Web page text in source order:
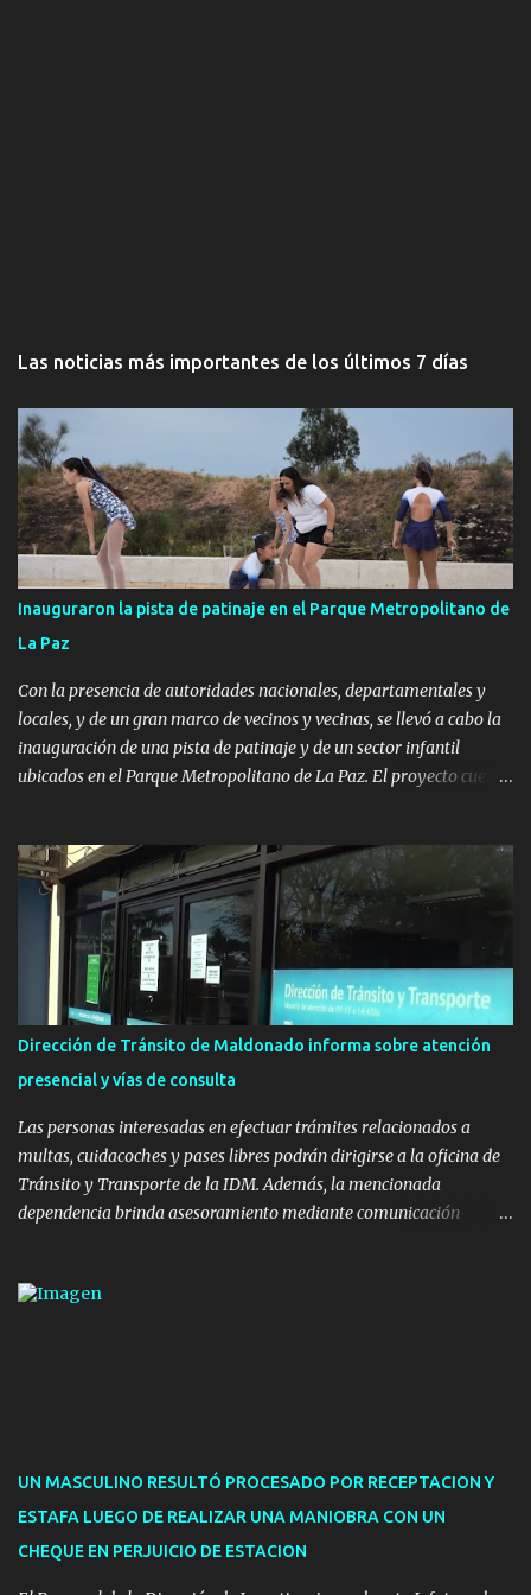
Las noticias más importantes de los últimos 7 días
Inauguraron la pista de patinaje en el Parque Metropolitano de
La Paz
Con la presencia de autoridades nacionales, departamentales y
locales, y de un gran marco de vecinos y vecinas, se llevó a cabo la
inauguración de una pista de patinaje y de un sector infantil
ubicados en el Parque Metropolitano de La Paz. El proyecto cuenta
Pública de OPP, así como aportes del Gobierno de Canelones y del
Ministerio de Transporte y Obras Públicas. La nueva
infraestructura deportiva consiste en una plataforma de 35 m por
20 m con banco de hormigón sobre sus laterales. Su destino será
polifuncional, permitiendo la práctica de patín, hockey, gimnasia y
la realización de eventos culturales. Próximo a la pista, se
instalaron juegos infantiles y equipamiento urbano (bancos de
nuevos pavimentos e iluminación. La totalidad de estas obras
implicaron una inversión estimada ...
Dirección de Tránsito de Maldonado informa sobre atención
presencial y vías de consulta
Las personas interesadas en efectuar trámites relacionados a
multas, cuidacoches y pases libres podrán dirigirse a la oficina de
Tránsito y Transporte de la IDM. Además, la mencionada
dependencia brinda asesoramiento mediante comunicación
presencial comprende los siguientes trámites: Multas: devolución
1921(interno 1456). Cuidacoches: consultas a
1921(interno 1246). Transporte: consultas generales relacionadas a
Uber y Taxi, a través de transporte@maldonado.gub.uy, t...
UN MASCULINO RESULTÓ PROCESADO POR RECEPTACION Y
ESTAFA LUEGO DE REALIZAR UNA MANIOBRA CON UN
CHEQUE EN PERJUICIO DE ESTACION